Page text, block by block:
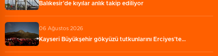
Balıkesir’de kıyılar anlık takip ediliyor
06 Ağustos 2026
Kayseri Büyükşehir gökyüzü tutkunlarını Erciyes'te…